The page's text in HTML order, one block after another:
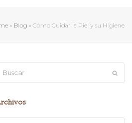
» Blog » Cómo Cuidar la Piel y su Higiene